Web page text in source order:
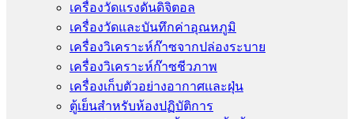
เครื่องวัดแรงดันดิจิตอล
เครื่องวัดและบันทึกค่าอุณหภูมิ
เครื่องวิเคราะห์ก๊าซจากปล่องระบาย
เครื่องวิเคราะห์ก๊าซชีวภาพ
เครื่องเก็บตัวอย่างอากาศเเละฝุ่น
ตู้เย็นสำหรับห้องปฏิบัติการ